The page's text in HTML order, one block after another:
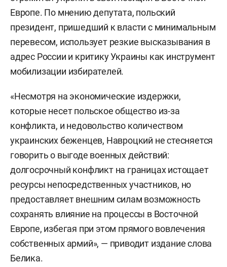
Европе. По мнению депутата, польский
президент, пришедший к власти с минимальным
перевесом, использует резкие высказывания в
адрес России и критику Украины как инструмент
мобилизации избирателей.
«Несмотря на экономические издержки,
которые несет польское общество из-за
конфликта, и недовольство количеством
украинских беженцев, Навроцкий не стесняется
говорить о выгоде военных действий:
долгосрочный конфликт на границах истощает
ресурсы непосредственных участников, но
предоставляет внешним силам возможность
сохранять влияние на процессы в Восточной
Европе, избегая при этом прямого вовлечения
собственных армий», — приводит издание слова
Белика.